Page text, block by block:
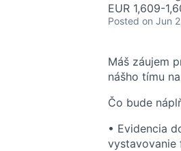
EUR 1,609-
Posted on Jun
Máš záujem
nášho tímu
Čo bude
• Evidencia
vystavovanie